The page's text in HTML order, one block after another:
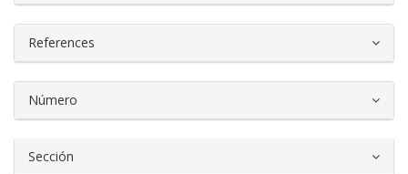
References
Número
Sección